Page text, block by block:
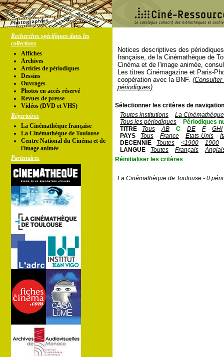
Recherches spécifiques dans les
collections
Affiches
Archives
Articles de périodiques
Dessins
Ouvrages
Photos en accés réservé
Revues de presse
Vidéos (DVD et VHS)
Répertoires
La Cinémathèque française
La Cinémathèque de Toulouse
Centre National du Cinéma et de
l'image animée
Partenaires
Notices descriptives des
française, de la Cinémathèque de
Cinéma et de l'image animée,
Les titres Cinémagazine et Paris-
coopération avec la BNF.
périodiques)
Sélectionner les critères de
Toutes institutions
La
Tous les périodiques
Périodiques
TITRE
Tous AB C DE F
GHI
PAYS
Tous France Etats-Unis
DECENNIE
Toutes <1900
1900
LANGUE
Toutes Français
Réinitialiser les critères
La Cinémathèque de Toulouse - 0